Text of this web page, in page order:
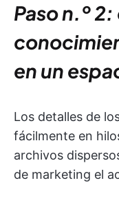
Paso n.º
en un
Los detalles de
fácilmente en
archivos
de marketing el